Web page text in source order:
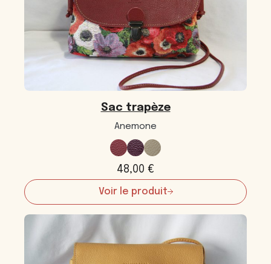
Sac trapèze
Anemone
48,00 €
Voir le produit
:
Sac
trapèze